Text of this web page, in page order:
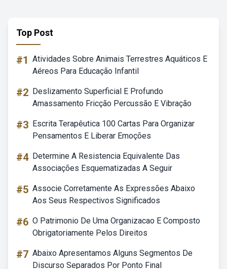
Top Post
#1 Atividades Sobre Animais Terrestres Aquáticos E
Aéreos Para Educação Infantil
#2 Deslizamento Superficial E Profundo
Amassamento Fricção Percussão E Vibração
#3 Escrita Terapêutica 100 Cartas Para Organizar
Pensamentos E Liberar Emoções
#4 Determine A Resistencia Equivalente Das
Associações Esquematizadas A Seguir
#5 Associe Corretamente As Expressões Abaixo
Aos Seus Respectivos Significados
#6 O Patrimonio De Uma Organizacao E Composto
Obrigatoriamente Pelos Direitos
#7 Abaixo Apresentamos Alguns Segmentos De
Discurso Separados Por Ponto Final